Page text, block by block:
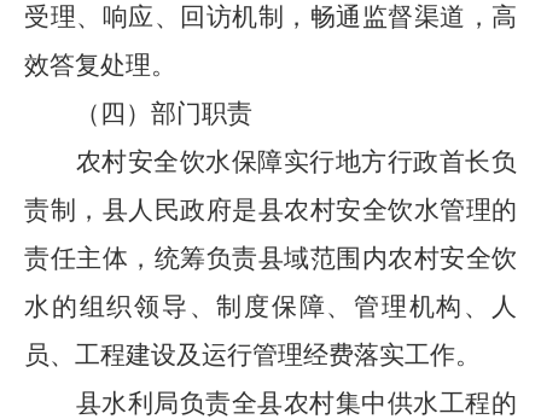
受理、响应、回访机制，畅通监督渠道，高
效答复处理。
（四）部门职责
农村安全饮水保障实行地方行政首长负
责制，县人民政府是县农村安全饮水管理的
责任主体，统筹负责县域范围内农村安全饮
水的组织领导、制度保障、管理机构、人
员、工程建设及运行管理经费落实工作。
县水利局负责全县农村集中供水工程的